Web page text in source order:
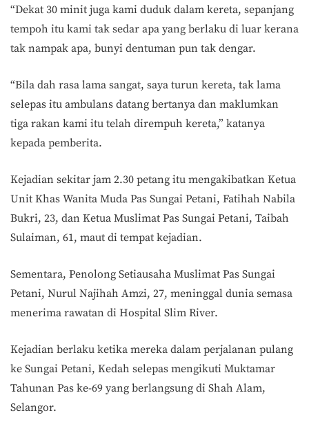
“Dekat 30 minit juga kami duduk dalam kereta, sepanjang
tempoh itu kami tak sedar apa yang berlaku di luar kerana
tak nampak apa, bunyi dentuman pun tak dengar.
“Bila dah rasa lama sangat, saya turun kereta, tak lama
selepas itu ambulans datang bertanya dan maklumkan
tiga rakan kami itu telah dirempuh kereta,” katanya
kepada pemberita.
Kejadian sekitar jam 2.30 petang itu mengakibatkan Ketua
Unit Khas Wanita Muda Pas Sungai Petani, Fatihah Nabila
Bukri, 23, dan Ketua Muslimat Pas Sungai Petani, Taibah
Sulaiman, 61, maut di tempat kejadian.
Sementara, Penolong Setiausaha Muslimat Pas Sungai
Petani, Nurul Najihah Amzi, 27, meninggal dunia semasa
menerima rawatan di Hospital Slim River.
Kejadian berlaku ketika mereka dalam perjalanan pulang
ke Sungai Petani, Kedah selepas mengikuti Muktamar
Tahunan Pas ke-69 yang berlangsung di Shah Alam,
Selangor.